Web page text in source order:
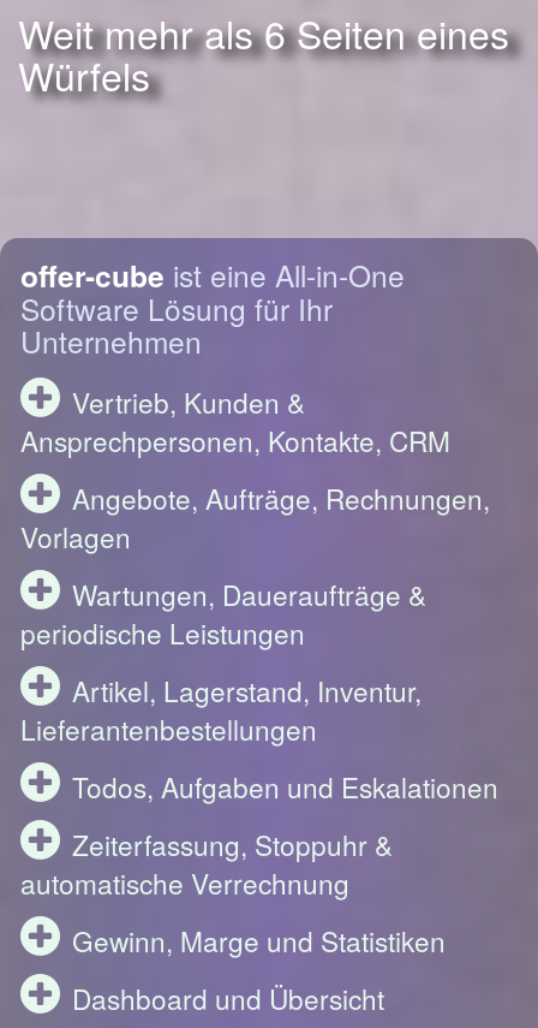
Weit mehr als 6 Seiten eines
Würfels
offer-cube ist eine All-in-One
Software Lösung für Ihr
Unternehmen
Vertrieb, Kunden &
Ansprechpersonen, Kontakte, CRM
Angebote, Aufträge, Rechnungen,
Vorlagen
Wartungen, Daueraufträge &
periodische Leistungen
Artikel, Lagerstand, Inventur,
Lieferantenbestellungen
Todos, Aufgaben und Eskalationen
Zeiterfassung, Stoppuhr &
automatische Verrechnung
Gewinn, Marge und Statistiken
Dashboard und Übersicht